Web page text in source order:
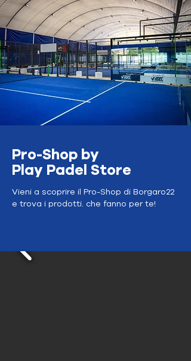
Pro-Shop by
Play Padel Store
Vieni a scoprire il Pro-Shop di Borgaro22
e trova i prodotti. che fanno per te!